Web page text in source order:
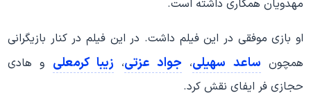
مهدویان همکاری داشته است.
او بازی موفقی در این فیلم داشت. در این فیلم در کنار بازیگرانی
همچون ساعد سهیلی، جواد عزتی، زیبا کرمعلی و هادی
حجازی فر ایفای نقش کرد.